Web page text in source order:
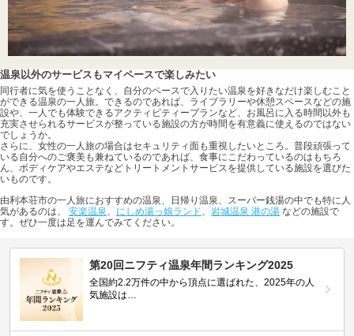
温泉以外のサービスもマイペースで楽しみたい
同行者に気を使うことなく、自分のペースで入りたい温泉を好きなだけ楽しむこと
ができる温泉の一人旅。できるのであれば、ライブラリーや休憩スペースなどの施
設や、一人でも体験できるアクティビティープランなど、お風呂に入る時間以外も
充実させられるサービスが整っている施設の方が時間を有意義に使えるのではない
でしょうか。
さらに、女性の一人旅の場合はセキュリティ面も重視したいところ。普段頑張って
いる自分へのご褒美も兼ねているのであれば、食事にこだわっているのはもちろ
ん、ボディケアやエステなどトリートメントサービスを提供している施設を選びた
いものです。
由利本荘市の一人旅におすすめの温泉、日帰り温泉、スーパー銭湯の中でも特に人
気があるのは、 安楽温泉、 にしめ湯っ娘ランド、 岩城温泉 港の湯 などの施設で
す。ぜひ一度は足を運んでみてください。
第20回ニフティ温泉年間ランキング2025
全国約2.2万件の中から頂点に選ばれた、2025年の人
気施設は…